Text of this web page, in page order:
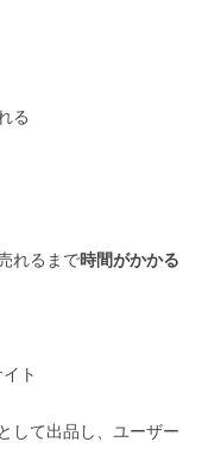
る
れるまで時間がかかる
ト
して出品し、ユーザー